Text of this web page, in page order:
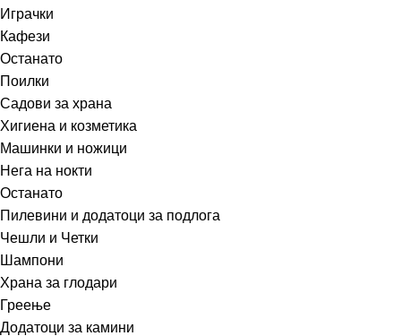
Играчки
Кафези
Останато
Поилки
Садови за храна
Хигиена и козметика
Машинки и ножици
Нега на нокти
Останато
Пилевини и додатоци за подлога
Чешли и Четки
Шампони
Храна за глодари
Греење
Додатоци за камини